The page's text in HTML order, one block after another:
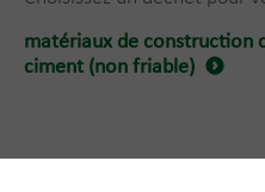
matériaux de construction
ciment (non friable)